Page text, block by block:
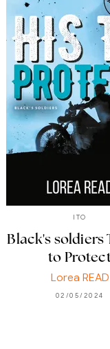
ITO
Black's soldiers
to
Lorea READ
02/05/2024